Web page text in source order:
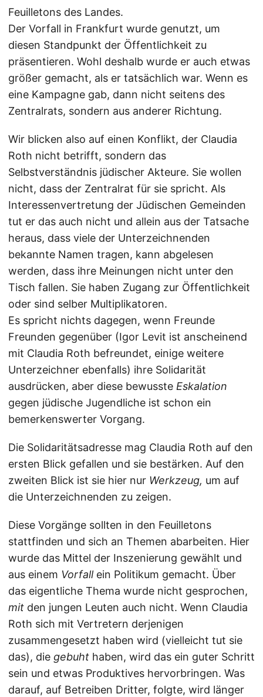
Feuilletons des Landes.
Der Vorfall in Frankfurt wurde genutzt, um
diesen Standpunkt der Öffentlichkeit zu
präsentieren. Wohl deshalb wurde er auch etwas
größer gemacht, als er tatsächlich war. Wenn es
eine Kampagne gab, dann nicht seitens des
Zentralrats, sondern aus anderer Richtung.
Wir blicken also auf einen Konflikt, der Claudia
Roth nicht betrifft, sondern das
Selbstverständnis jüdischer Akteure. Sie wollen
nicht, dass der Zentralrat für sie spricht. Als
Interessenvertretung der Jüdischen Gemeinden
tut er das auch nicht und allein aus der Tatsache
heraus, dass viele der Unterzeichnenden
bekannte Namen tragen, kann abgelesen
werden, dass ihre Meinungen nicht unter den
Tisch fallen. Sie haben Zugang zur Öffentlichkeit
oder sind selber Multiplikatoren.
Es spricht nichts dagegen, wenn Freunde
Freunden gegenüber (Igor Levit ist anscheinend
mit Claudia Roth befreundet, einige weitere
Unterzeichner ebenfalls) ihre Solidarität
ausdrücken, aber diese bewusste Eskalation
gegen jüdische Jugendliche ist schon ein
bemerkenswerter Vorgang.
Die Solidaritätsadresse mag Claudia Roth auf den
ersten Blick gefallen und sie bestärken. Auf den
zweiten Blick ist sie hier nur Werkzeug, um auf
die Unterzeichnenden zu zeigen.
Diese Vorgänge sollten in den Feuilletons
stattfinden und sich an Themen abarbeiten. Hier
wurde das Mittel der Inszenierung gewählt und
aus einem Vorfallein Politikum gemacht. Über
das eigentliche Thema wurde nicht gesprochen,
mit den jungen Leuten auch nicht. Wenn Claudia
Roth sich mit Vertretern derjenigen
zusammengesetzt haben wird (vielleicht tut sie
das), die gebuht haben, wird das ein guter Schritt
sein und etwas Produktives hervorbringen. Was
darauf, auf Betreiben Dritter, folgte, wird länger